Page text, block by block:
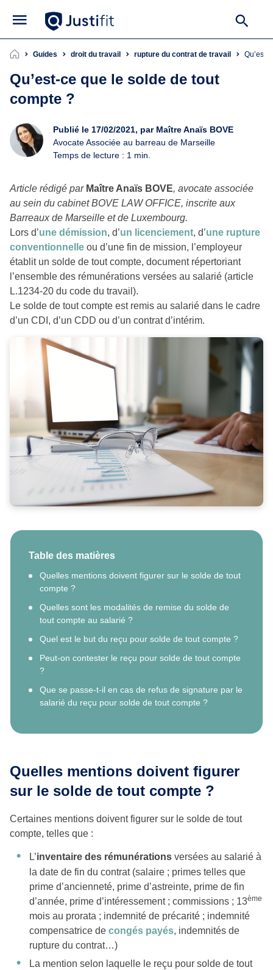
Guides droit du travail rupture du contrat de travail
Qu’est-ce que le solde de tout
compte ?
Publié le 17/02/2021, par Maître Anaïs BOVE
Avocate Associée au barreau de Marseille
Temps de lecture : 1 min.
Article rédigé par Maître Anaïs BOVE, avocate associée
au sein du cabinet BOVE LAW OFFICE, inscrite aux
Barreaux de Marseille et de Luxembourg.
Lors d’une démission, d’un licenciement, d’une rupture
conventionnelle ou d’une fin de mission, l’employeur
établit un solde de tout compte, document répertoriant
l’ensemble des rémunérations versées au salarié (article
L.1234-20 du code du travail).
Le solde de tout compte est remis au salarié dans le cadre
d’un CDI, d’un CDD ou d’un contrat d’intérim.
Table des matières
Quelles mentions doivent figurer sur le solde de tout
compte ?
Quelles sont les modalités de remise du solde de
tout compte au salarié ?
Quel est le but du reçu pour solde de tout compte ?
Peut-on contester le reçu pour solde de tout compte
?
Que se passe-t-il en cas de refus de signature par le
salarié du reçu pour solde de tout compte ?
Quelles mentions doivent figurer
sur le solde de tout compte ?
Certaines mentions doivent figurer sur le solde de tout
compte, telles que :
L’inventaire des rémunérations versées au salarié à
la date de fin du contrat (salaire ; primes telles que
prime d’ancienneté, prime d’astreinte, prime de fin
d’année, prime d’intéressement ; commissions ; 13ème
mois au prorata ; indemnité de précarité ; indemnité
compensatrice de congés payés, indemnités de
rupture du contrat…)
La mention selon laquelle le reçu pour solde de tout